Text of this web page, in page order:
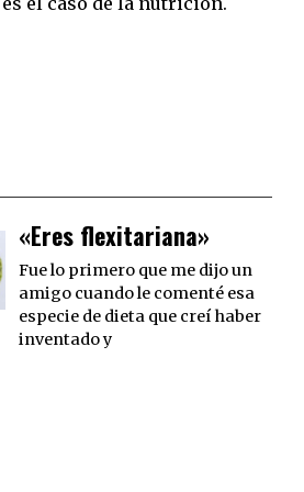
«Eres flexitariana»
Fue lo primero que me dijo un
amigo cuando le comenté esa
especie de dieta que creí haber
inventado y